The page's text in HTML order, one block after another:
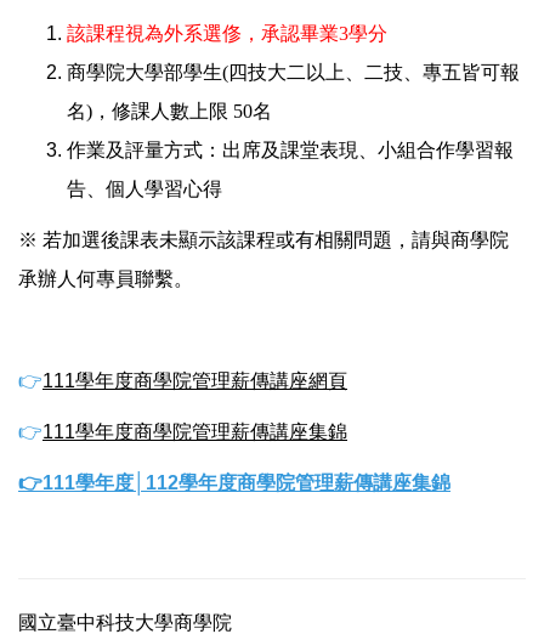
該課程視為外系選俢，承認畢業3學分
商學院大學部學生(四技大二以上、二技、專五皆可報
名)，修課人數上限 50名
作業及評量方式：出席及課堂表現、小組合作學習報
告、個人學習心得
※ 若加選後課表未顯示該課程或有相關問題，請與商學院
承辦人何專員聯繫。
👉111學年度商學院管理薪傳講座網頁
👉111學年度商學院管理薪傳講座集錦
👉111學年度│112學年度商學院管理薪傳講座集錦
國立臺中科技大學商學院